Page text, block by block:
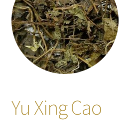
Yu Xing Cao